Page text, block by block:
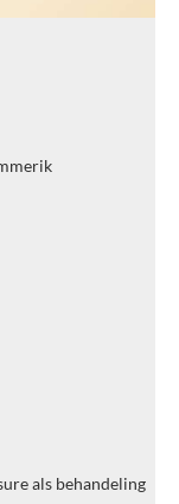
als behandeling